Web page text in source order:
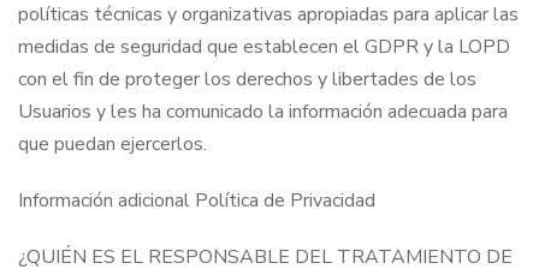
políticas técnicas y organizativas apropiadas para aplicar las
medidas de seguridad que establecen el GDPR y la LOPD
con el fin de proteger los derechos y libertades de los
Usuarios y les ha comunicado la información adecuada para
que puedan ejercerlos.
Información adicional Política de Privacidad
¿QUIÉN ES EL RESPONSABLE DEL TRATAMIENTO DE